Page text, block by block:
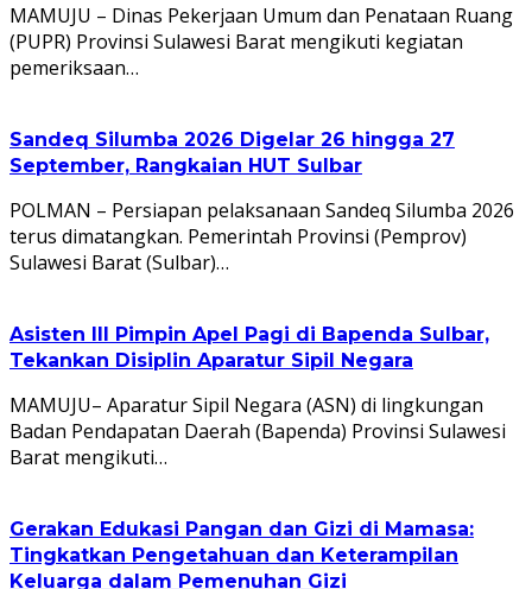
MAMUJU – Dinas Pekerjaan Umum dan Penataan Ruang
(PUPR) Provinsi Sulawesi Barat mengikuti kegiatan
pemeriksaan…
Sandeq Silumba 2026 Digelar 26 hingga 27
September, Rangkaian HUT Sulbar
POLMAN – Persiapan pelaksanaan Sandeq Silumba 2026
terus dimatangkan. Pemerintah Provinsi (Pemprov)
Sulawesi Barat (Sulbar)…
Asisten III Pimpin Apel Pagi di Bapenda Sulbar,
Tekankan Disiplin Aparatur Sipil Negara
MAMUJU– Aparatur Sipil Negara (ASN) di lingkungan
Badan Pendapatan Daerah (Bapenda) Provinsi Sulawesi
Barat mengikuti…
Gerakan Edukasi Pangan dan Gizi di Mamasa:
Tingkatkan Pengetahuan dan Keterampilan
Keluarga dalam Pemenuhan Gizi